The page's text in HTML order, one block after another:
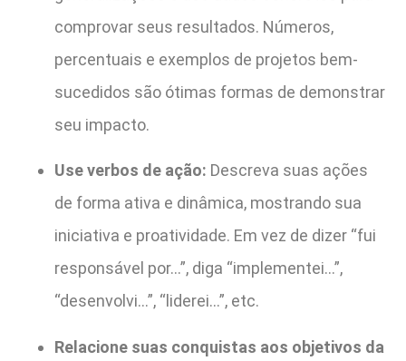
comprovar seus resultados. Números,
percentuais e exemplos de projetos bem-
sucedidos são ótimas formas de demonstrar
seu impacto.
Use verbos de ação: Descreva suas ações
de forma ativa e dinâmica, mostrando sua
iniciativa e proatividade. Em vez de dizer “fui
responsável por…”, diga “implementei…”,
“desenvolvi…”, “liderei…”, etc.
Relacione suas conquistas aos objetivos da